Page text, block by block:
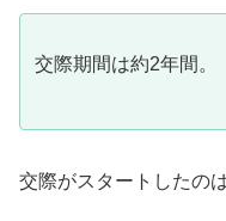
交際期間は約2年間。
交際がスタートしたの